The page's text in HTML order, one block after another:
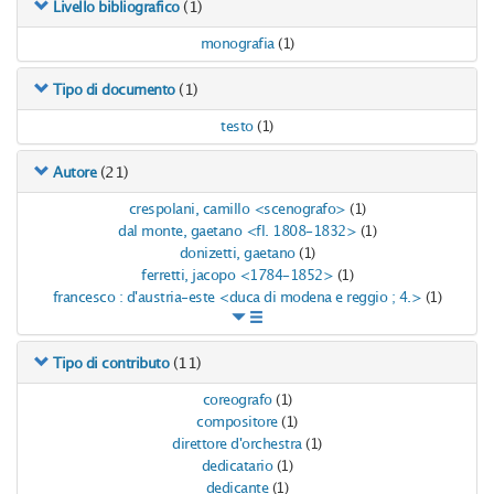
Livello bibliografico (1)
monografia (1)
Tipo di documento (1)
testo (1)
Autore (21)
crespolani, camillo <scenografo> (1)
dal monte, gaetano <fl. 1808-1832> (1)
donizetti, gaetano (1)
ferretti, jacopo <1784-1852> (1)
francesco : d'austria-este <duca di modena e reggio ; 4.> (1)
Tipo di contributo (11)
coreografo (1)
compositore (1)
direttore d'orchestra (1)
dedicatario (1)
dedicante (1)